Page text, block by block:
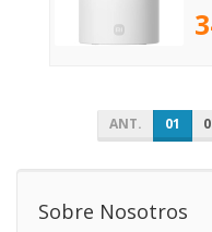
ANT. 01
Sobre Nosotros